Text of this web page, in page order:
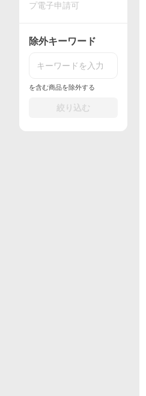
プ電子申請可
除外キーワード
を含む商品を除外する
絞り込む